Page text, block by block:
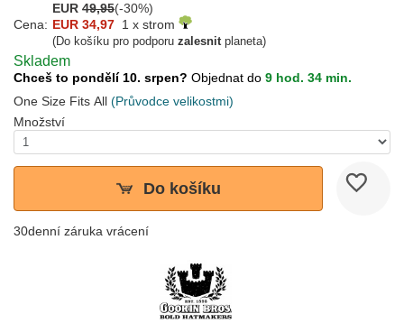
EUR 49,95(-30%)
Cena: EUR 34,97 1 x strom
(Do košíku pro podporu zalesnitplaneta)
Skladem
Chceš to pondělí 10. srpen? Objednat do 9 hod. 34 min.
One Size Fits All (Průvodce velikostmi)
Množství
Do košíku
30denní záruka vrácení